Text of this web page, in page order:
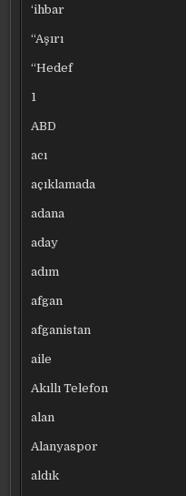
‘ihbar
“Aşırı
“Hedef
1
ABD
acı
açıklamada
adana
aday
adım
afgan
afganistan
aile
Akıllı Telefon
alan
Alanyaspor
aldık